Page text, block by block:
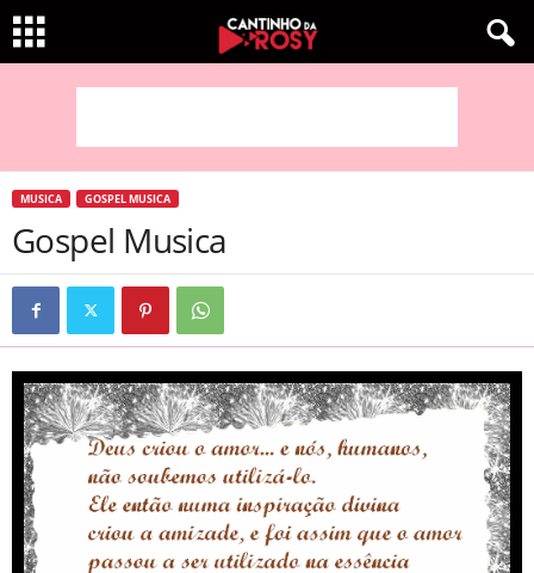
MUSICA GOSPEL MUSICA
Gospel Musica